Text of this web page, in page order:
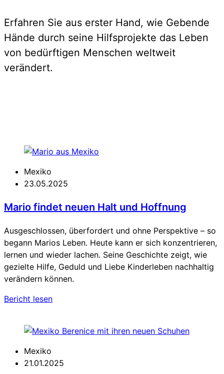
Erfahren Sie aus erster Hand, wie Gebende
Hände durch seine Hilfsprojekte das Leben
von bedürftigen Menschen weltweit
verändert.
Mexiko
23.05.2025
Mario findet neuen Halt und Hoffnung
Ausgeschlossen, überfordert und ohne Perspektive – so
begann Marios Leben. Heute kann er sich konzentrieren,
lernen und wieder lachen. Seine Geschichte zeigt, wie
gezielte Hilfe, Geduld und Liebe Kinderleben nachhaltig
verändern können.
Bericht lesen
Mexiko
21.01.2025